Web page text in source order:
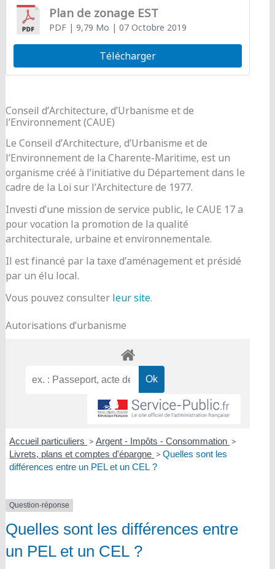
Plan de zonage EST
PDF| 9,79 Mo | 07 Octobre 2019
Télécharger
Conseil d’Architecture, d’Urbanisme et de
l’Environnement (CAUE)
Le Conseil d’Architecture, d’Urbanisme et de
l’Environnement de la Charente-Maritime, est un
organisme créé à l’initiative du Département dans le
cadre de la Loi sur l’Architecture de 1977.
Investi d’une mission de service public, le CAUE 17 a
pour vocation la promotion de la qualité
architecturale, urbaine et environnementale.
Il est financé par la taxe d’aménagement et présidé
par un élu local.
Vous pouvez consulter leur site.
Autorisations d’urbanisme
Accueil particuliers > Argent - Impôts - Consommation >
Livrets, plans et comptes d'épargne > Quelles sont les
différences entre un PEL et un CEL ?
Question-réponse
Quelles sont les différences entre
un PEL et un CEL ?